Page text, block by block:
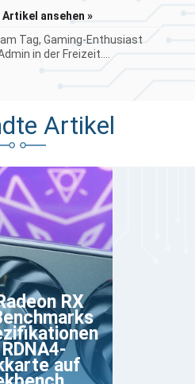
Artikel ansehen »
Tag, Gaming-Enthusiast
in der Freizeit....
Artikel
RX
auf